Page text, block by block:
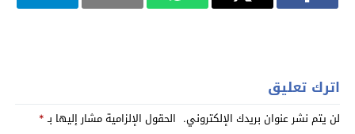
اترك تعليق
لن يتم نشر عنوان بريدك الإلكتروني. الحقول الإلزامية مشار إليها بـ*